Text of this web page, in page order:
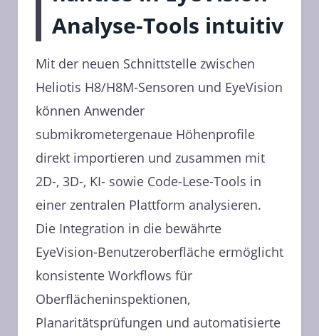
Analyse-Tools intuitiv
Mit der neuen Schnittstelle zwischen
Heliotis H8/H8M-Sensoren und EyeVision
können Anwender
submikrometergenaue Höhenprofile
direkt importieren und zusammen mit
2D-, 3D-, KI- sowie Code-Lese-Tools in
einer zentralen Plattform analysieren.
Die Integration in die bewährte
EyeVision-Benutzeroberfläche ermöglicht
konsistente Workflows für
Oberflächeninspektionen,
Planaritätsprüfungen und automatisierte